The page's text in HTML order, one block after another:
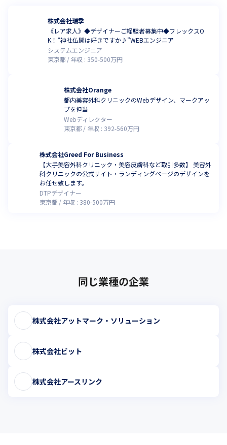
株式会社瑞季
《レア求人》◆デザイナーご経験者募集中◆フレックスO
K！”神社仏閣は好きですか♪”WEBエンジニア
システムエンジニア
東京都
年収 : 350-500万円
株式会社Orange
都内美容外科クリニックのWebデザイン、マークアッ
プを担当
Webディレクター
東京都
年収 : 392-560万円
株式会社Greed For Business
【大手美容外科クリニック・美容皮膚科など取引多数】 美容外
科クリニックの公式サイト・ランディングページのデザインを
お任せ致します。
DTPデザイナー
東京都
年収 : 380-500万円
同じ業種の企業
株式会社アットマーク・ソリューション
株式会社ビット
株式会社アースリンク